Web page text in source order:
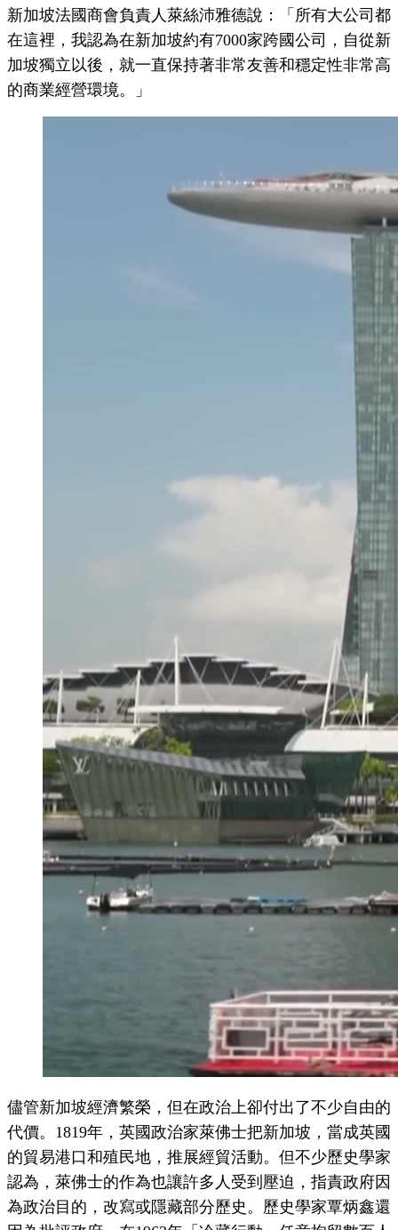
新加坡法國商會負責人萊絲沛雅德說：「所有大公司都
在這裡，我認為在新加坡約有7000家跨國公司，自從新
加坡獨立以後，就一直保持著非常友善和穩定性非常高
的商業經營環境。」
儘管新加坡經濟繁榮，但在政治上卻付出了不少自由的
代價。1819年，英國政治家萊佛士把新加坡，當成英國
的貿易港口和殖民地，推展經貿活動。但不少歷史學家
認為，萊佛士的作為也讓許多人受到壓迫，指責政府因
為政治目的，改寫或隱藏部分歷史。歷史學家覃炳鑫還